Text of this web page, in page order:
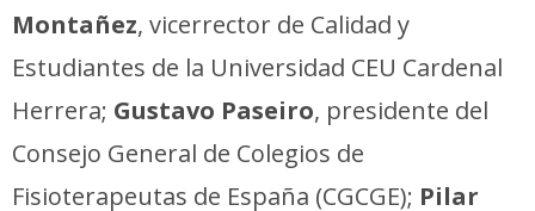
Montañez, vicerrector de Calidad y
Estudiantes de la Universidad CEU Cardenal
Herrera; Gustavo Paseiro, presidente del
Consejo General de Colegios de
Fisioterapeutas de España (CGCGE); Pilar